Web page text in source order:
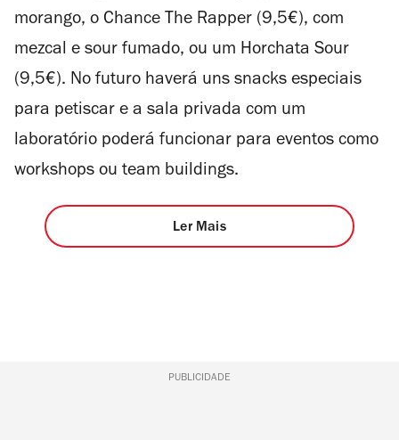
morango, o Chance The Rapper (9,5€), com
mezcal e sour fumado, ou um Horchata Sour
(9,5€). No futuro haverá uns snacks especiais
para petiscar e a sala privada com um
laboratório poderá funcionar para eventos como
workshops ou team buildings.
Ler Mais
PUBLICIDADE